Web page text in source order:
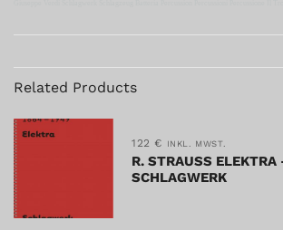
Related Products
122 € INKL. MWST.
R. STRAUSS ELEKTRA
SCHLAGWERK